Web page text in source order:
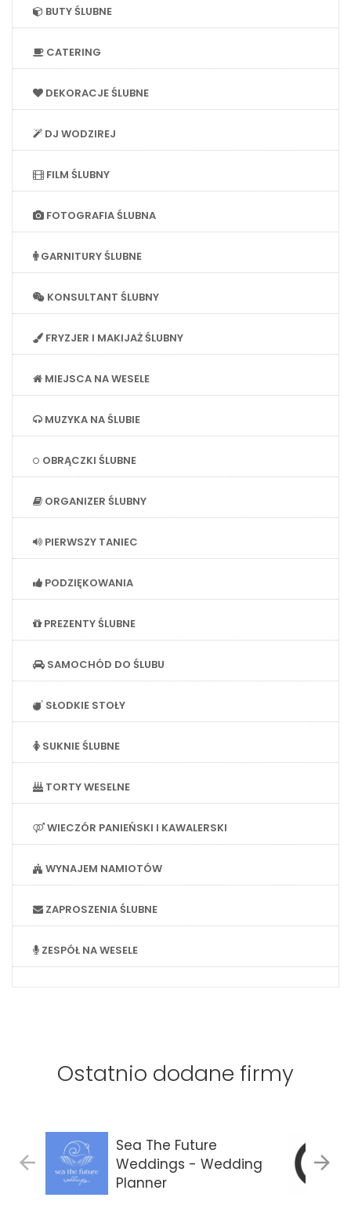
BUTY ŚLUBNE
CATERING
DEKORACJE ŚLUBNE
DJ WODZIREJ
FILM ŚLUBNY
FOTOGRAFIA ŚLUBNA
GARNITURY ŚLUBNE
KONSULTANT ŚLUBNY
FRYZJER I MAKIJAŻ ŚLUBNY
MIEJSCA NA WESELE
MUZYKA NA ŚLUBIE
OBRĄCZKI ŚLUBNE
ORGANIZER ŚLUBNY
PIERWSZY TANIEC
PODZIĘKOWANIA
PREZENTY ŚLUBNE
SAMOCHÓD DO ŚLUBU
SŁODKIE STOŁY
SUKNIE ŚLUBNE
TORTY WESELNE
WIECZÓR PANIEŃSKI I KAWALERSKI
WYNAJEM NAMIOTÓW
ZAPROSZENIA ŚLUBNE
ZESPÓŁ NA WESELE
Ostatnio dodane firmy
Sea The Future
Weddings - Wedding
Planner